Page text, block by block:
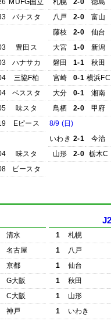
MUFG国立
パナスタ
豊田ス
ハナサカ
三協F柏
ベススタ
味スタ
Eピース
味スタ
ピースタ
札幌
2-0
徳島
八戸
2-0
富山
藤枝
2-0
仙台
大宮
1-0
新潟
磐田
1-1
秋田
宮崎
0-1 横浜FC
大分
0-1
湘南
鳥栖
2-0
甲府
8/9 (日)
いわき 2-1
今治
山形
2-0 栃木C
清水
名古屋
京都
G大阪
C大阪
神戸
1
札幌
1
八戸
1
仙台
1
秋田
1
山形
1
いわき